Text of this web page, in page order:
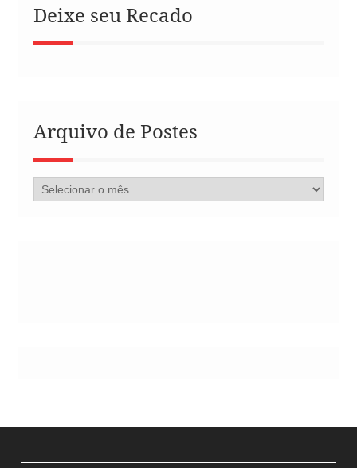
Deixe seu Recado
Arquivo de Postes
Arquivo
de